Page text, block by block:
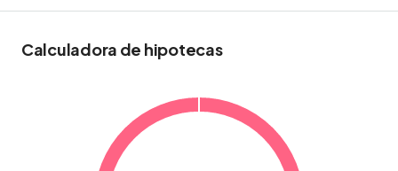
Calculadora de hipotecas